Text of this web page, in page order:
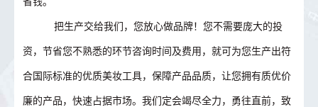
把生产交给我们，您放心做品牌！您不需要庞大的投
资，节省您不熟悉的环节咨询时间及费用，就可为您生产出符
合国际标准的优质美妆工具，保障产品品质，让您拥有质优价
廉的产品，快速占据市场。我们定会竭尽全力，勇往直前，致